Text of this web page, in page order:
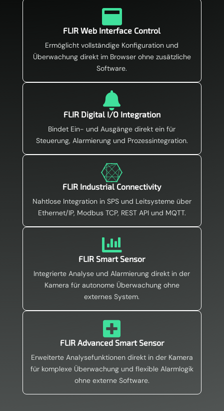

FLIR Web Interface Control
Ermöglicht vollständige Konfiguration und
Überwachung direkt im Browser ohne zusätzliche
Software.

FLIR Digital I/O Integration
Bindet Ein- und Ausgänge direkt ein für
Steuerung, Alarmierung und Prozessintegration.

FLIR Industrial Connectivity
Nahtlose Integration in SPS und Leitsysteme über
Ethernet/IP, Modbus TCP, REST API und MQTT.

FLIR Smart Sensor
Integrierte Analyse und Alarmierung direkt in der
Kamera für autonome Überwachung ohne
externes System.

FLIR Advanced Smart Sensor
Erweiterte Analysefunktionen direkt in der Kamera
für komplexe Überwachung und flexible Alarmlogik
ohne externe Software.